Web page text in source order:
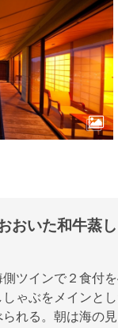
おいた和牛蒸
ツインで２食付
ゃぶをメインと
れる。朝は海の